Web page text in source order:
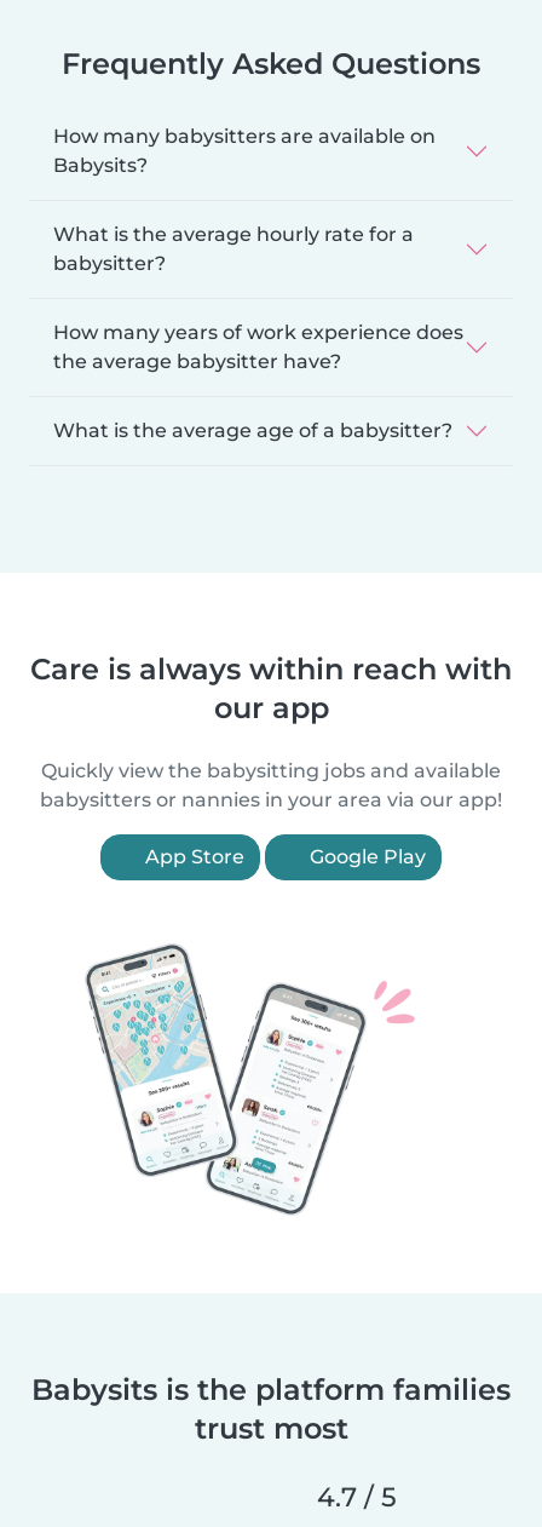
Frequently Asked Questions
How many babysitters are available on
Babysits?
What is the average hourly rate for a
babysitter?
How many years of work experience does
the average babysitter have?
What is the average age of a babysitter?
Care is always within reach with
our app
Quickly view the babysitting jobs and available
babysitters or nannies in your area via our app!
App Store Google Play
Babysits is the platform families
trust most
4.7 / 5